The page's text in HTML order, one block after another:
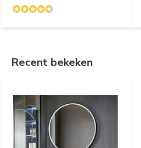
Recent bekeken